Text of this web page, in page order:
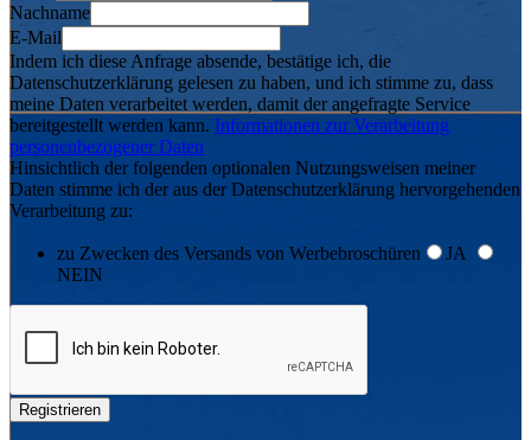
Nachname
E-Mail
Indem ich diese Anfrage absende, bestätige ich, die
Datenschutzerklärung gelesen zu haben, und ich stimme zu, dass
meine Daten verarbeitet werden, damit der angefragte Service
bereitgestellt werden kann. Informationen zur Verarbeitung
personenbezogener Daten
Hinsichtlich der folgenden optionalen Nutzungsweisen meiner
Daten stimme ich der aus der Datenschutzerklärung hervorgehenden
Verarbeitung zu:
zu Zwecken des Versands von Werbebroschüren
JA
NEIN